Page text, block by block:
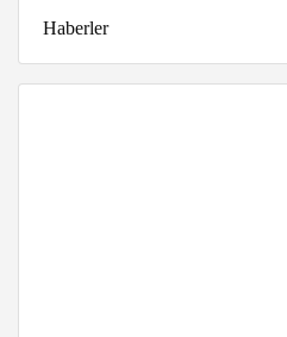
Haberler